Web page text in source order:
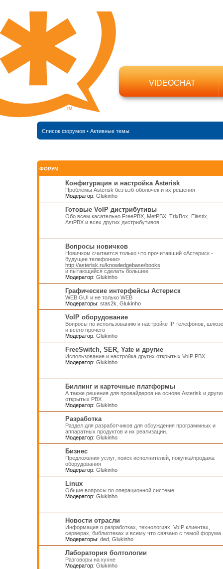
VIDEOCHAT
Список форумов• Активные темы
ФОРУМ
Конфигурация и настройка Asterisk
Проблемы Asterisk без вэб-оболочек и их решения
Модератор: Glukinho
Готовые VoIP дистрибутивы
Обо всем касательно FreePBX, MetPBX, TrixBox, Elastix,
AstPBX и всех других дистрибутивов
Вопросы новичков
Новичком считается только что прочитавший «Астериск -
будущее телефонии»
http://asterisk.ru/knowledgebase/books
и пытающийся сделать большее
Модератор: Glukinho
Графические интерфейсы Астериск
WEB GUI и не только WEB
Модераторы: stas2k Glukinho
VoIP оборудование
Вопросы по использованию и настройке IP телефонов,
и всего прочего
Модератор: Glukinho
FreeSwitch, SER, Yate и другие
Использование и настройка других открытых VoIP PBX
Модератор: Glukinho
Биллинг и карточные платформы
А также решения для провайдеров на основе Asterisk и
открытых PBX
Модератор: Glukinho
Разработка
Раздел для разработчиков для обсуждения программных и
аппаратных продуктов и их реализации.
Модератор: Glukinho
Бизнес
Предложения услуг, поиск исполнителей, покупка/продажа
оборудования
Модератор: Glukinho
Linux
Общие вопросы по операционной системе
Модератор: Glukinho
Новости отрасли
Информация о разработках, технологиях, VoIP клиентах,
серверах, библиотеках и всему что связано с темой форума
Модераторы: ded, Glukinho
Лаборатория болтологии
Разговоры на кухне
Модератор: Glukinho